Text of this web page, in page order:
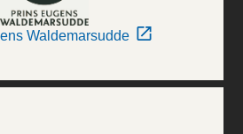
Waldemarsudde